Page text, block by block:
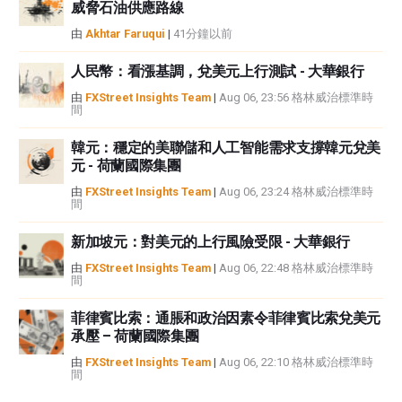
威脅石油供應路線
由 Akhtar Faruqui | 41分鐘以前
人民幣：看漲基調，兌美元上行測試 - 大華銀行
由 FXStreet Insights Team | Aug 06, 23:56 格林威治標準時
間
韓元：穩定的美聯儲和人工智能需求支撐韓元兌美
元 - 荷蘭國際集團
由 FXStreet Insights Team | Aug 06, 23:24 格林威治標準時
間
新加坡元：對美元的上行風險受限 - 大華銀行
由 FXStreet Insights Team | Aug 06, 22:48 格林威治標準時
間
菲律賓比索：通脹和政治因素令菲律賓比索兌美元
承壓 – 荷蘭國際集團
由 FXStreet Insights Team | Aug 06, 22:10 格林威治標準時
間